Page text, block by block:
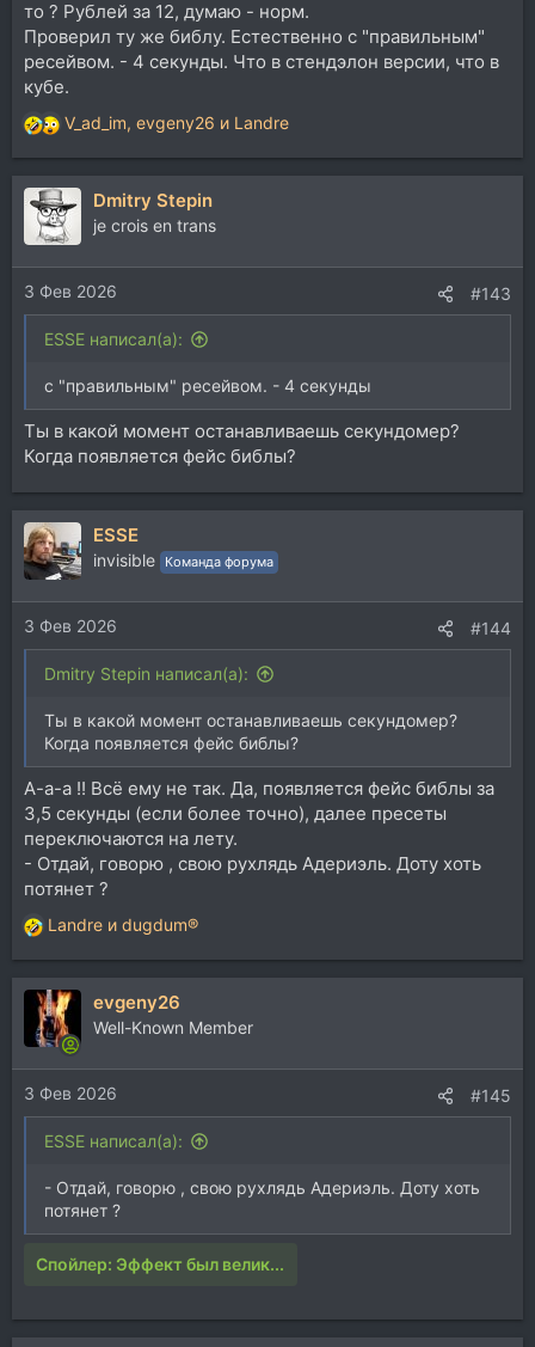
то ? Рублей за 12, думаю - норм.
Проверил ту же библу. Естественно с "правильным"
ресейвом. - 4 секунды. Что в стендэлон версии, что в
кубе.
Р
е
а
к
и
и
:
V_ad_im, evgeny26 и Landre
Dmitry Stepin
je crois en trans
3 Фев 2026 #143
ESSE написал(а):
с "правильным" ресейвом. - 4 секунды
Ты в какой момент останавливаешь секундомер?
Когда появляется фейс библы?
ESSE
invisible Команда форума
3 Фев 2026 #144
Dmitry Stepin написал(а):
Ты в какой момент останавливаешь секундомер?
Когда появляется фейс библы?
А-а-а !! Всё ему не так. Да, появляется фейс библы за
3,5 секунды (если более точно), далее пресеты
переключаются на лету.
- Отдай, говорю , свою рухлядь Адериэль. Доту хоть
потянет ?
Р
е
а
и
и
:
Landre и dugdum®
evgeny26
Well-Known Member
3 Фев 2026 #145
ESSE написал(а):
- Отдай, говорю , свою рухлядь Адериэль. Доту хоть
потянет ?
Спойлер: Эффект был велик...